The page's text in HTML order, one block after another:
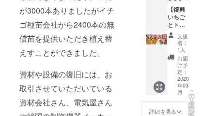
が3000本ありましたがイチ
ゴ種苗会社から2400本の無
償苗を提供いただき植え替
えすことができました。
資材や設備の復旧には、お
取引させていただいている
資材会社さん、電気屋さん
ざいま
す。予
めご了
承くだ
さい。
※お名前
掲載ご
希望の
方は支
援時、
必ず備
考欄に
ご希望
前をご
さい。
2020年
のオー
プンは
２月ご
ろを目
指して
復興を
進めて
いま
す。 ※
送料込
になり
ける金
額
（10,00
0円～）
を申込
画面に
てご入
力くだ
さい。
※ 送料
込の価
格にな
りま
す。 ※
画像は
シャツ
（カ
ラー白
or黒or
赤, サイ
S/M/L/X
L）オリ
ジナル
ステッ
カーと
オリジ
ナルT
シャツ
を1枚を
【復興
いちご
とトマ
ト定期
便(5回)
プラ
ン】 実
行委員
会より
お礼の
サンク
スメー
ルにプ
ラスし
支援
者：
1人
お届
け予
定：
2020
年03
月
詳細を見る
こ
の
リ
タ
ー
ン